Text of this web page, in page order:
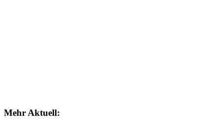
Mehr Aktuell: